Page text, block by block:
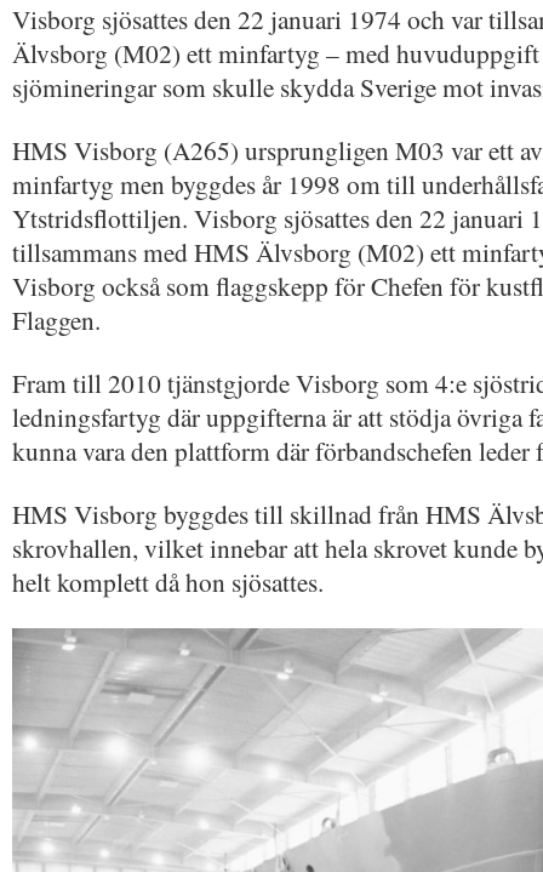
Visborg sjösattes den 22 januari 1974 och var
Älvsborg (M02) ett minfartyg – med huvuduppgift
sjömineringar som skulle skydda Sverige mot
HMS Visborg (A265) ursprungligen M03 var ett
minfartyg men byggdes år 1998 om till
Ytstridsflottiljen. Visborg sjösattes den 22 januari
tillsammans med HMS Älvsborg (M02) ett
Visborg också som flaggskepp för Chefen för
Flaggen.
Fram till 2010 tjänstgjorde Visborg som 4:e
ledningsfartyg där uppgifterna är att stödja övriga
kunna vara den plattform där förbandschefen leder
HMS Visborg byggdes till skillnad från HMS
skrovhallen, vilket innebar att hela skrovet kunde
helt komplett då hon sjösattes.